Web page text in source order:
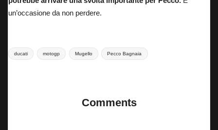
un’occasione da non perdere.
Tags:
ducati motogp Mugello Pecco Bagnaia
Comments